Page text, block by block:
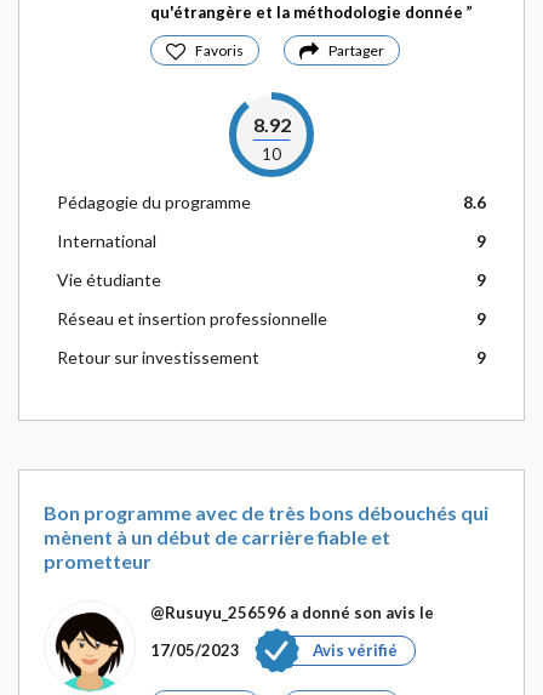
qu'étrangère et la méthodologie donnée
Favoris Partager
8.92
10
Pédagogie du programme
8.6
International
9
Vie étudiante
9
Réseau et insertion professionnelle
9
Retour sur investissement
9
Bon programme avec de très bons débouchés qui
mènent à un début de carrière fiable et
prometteur
@Rusuyu_256596 a donné son avis le
17/05/2023
Avis vérifié